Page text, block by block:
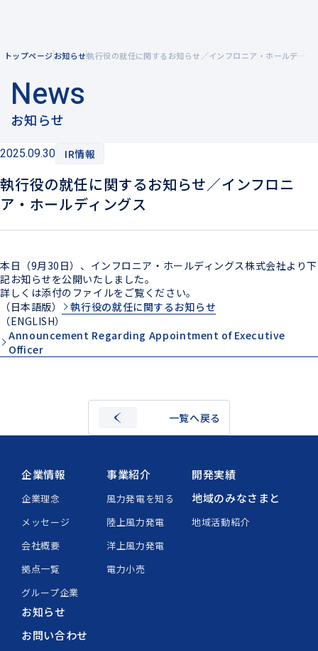
拠点一覧
グループ企業
事業紹介
風力発電を知る
陸上風力発電
洋上風力発電
トップページお知らせ 執行役の就任に関するお知らせ／インフロニア・ホールディングス
News
お知らせ
2025.09.30 IR情報
執行役の就任に関するお知らせ／インフロニ
ア・ホールディングス
本日（9月30日）、インフロニア・ホールディングス株式会社より下
記お知らせを公開いたしました。
詳しくは添付のファイルをご覧ください。
（日本語版）
執行役の就任に関するお知らせ
（ENGLISH）
Announcement Regarding Appointment of Executive
Officer
一覧へ戻る
企業情報
企業理念
メッセージ
会社概要
拠点一覧
グループ企業
事業紹介
風力発電を知る
陸上風力発電
洋上風力発電
電力小売
開発実績
地域のみなさまと
地域活動紹介
お知らせ
お問い合わせ